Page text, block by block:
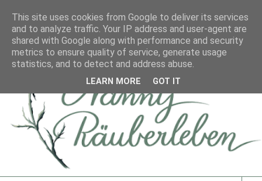
This site uses cookies from Google to deliver its services
and to analyze traffic. Your IP address and user-agent are
shared with Google along with performance and security
metrics to ensure quality of service, generate usage
statistics, and to detect and address abuse.
LEARN MORE GOT IT